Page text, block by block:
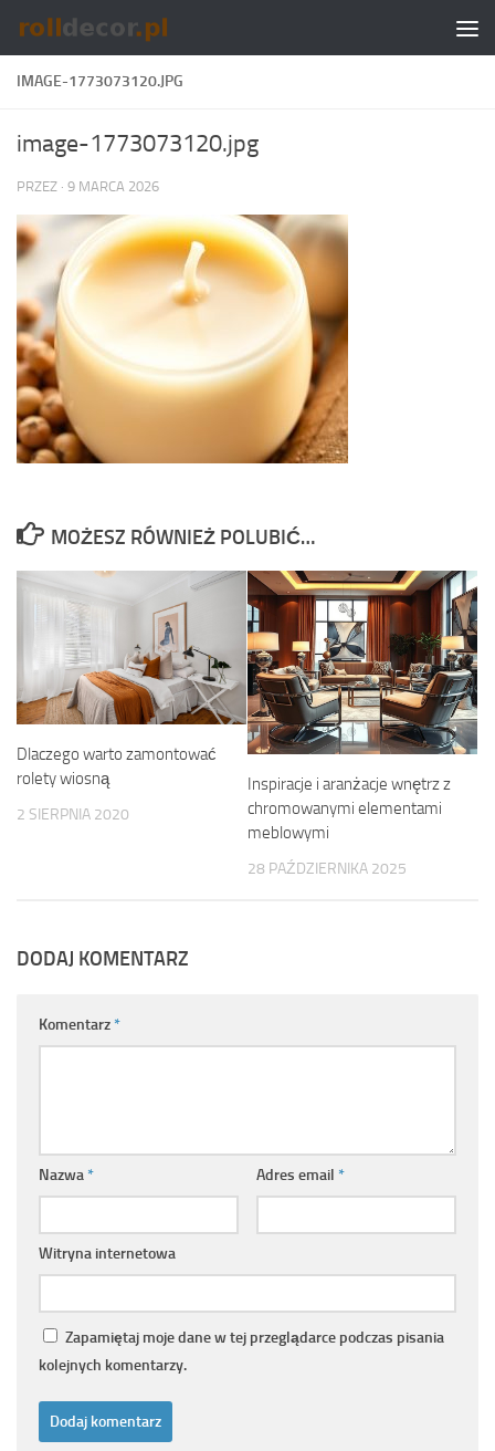
Skip to content
IMAGE-1773073120.JPG
image-1773073120.jpg
PRZEZ · 9 MARCA 2026
MOŻESZ RÓWNIEŻ POLUBIĆ…
Dlaczego warto zamontować
rolety wiosną
2 SIERPNIA 2020
Inspiracje i aranżacje wnętrz z
chromowanymi elementami
meblowymi
28 PAŹDZIERNIKA 2025
DODAJ KOMENTARZ
Komentarz*
Nazwa* Adres email *
Witryna internetowa
Zapamiętaj moje dane w tej przeglądarce podczas pisania
kolejnych komentarzy.